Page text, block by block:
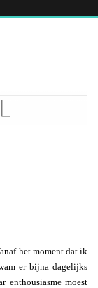
het moment dat ik
er bijna dagelijks
enthousiasme moest